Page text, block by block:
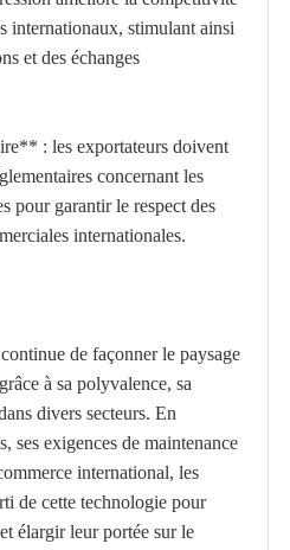
internationaux, stimulant ainsi
et des échanges
: les exportateurs doivent
concernant les
pour garantir le respect des
internationales.
de façonner le paysage
à sa polyvalence, sa
divers secteurs. En
ses exigences de maintenance
international, les
de cette technologie pour
élargir leur portée sur le